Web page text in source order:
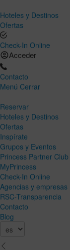
Hoteles y Destinos
Ofertas
Check-In Online
Acceder
Contacto
Menú Cerrar
Reservar
Hoteles y Destinos
Ofertas
Inspírate
Grupos y Eventos
Princess Partner Club
MyPrincess
Check-In Online
Agencias y empresas
RSC-Transparencia
Contacto
Blog